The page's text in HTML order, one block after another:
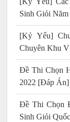
Sinh Giỏi
[Kỷ Yếu]
Chuyên Khu
Đề Thi Chọn
2022 [Đáp Án]
Đề Thi Chọn
Sinh Giỏi